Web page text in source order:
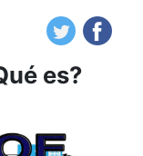
es?